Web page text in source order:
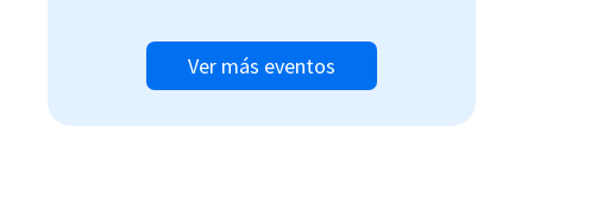
Ver más eventos